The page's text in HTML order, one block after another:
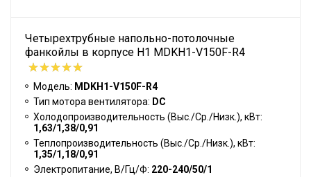
Четырехтрубные напольно-потолочные
фанкойлы в корпусе H1 MDKH1-V150F-R4
Модель: MDKH1-V150F-R4
Тип мотора вентилятора: DC
Холодопроизводительность (Выс./Ср./Низк.), кВт:
1,63/1,38/0,91
Теплопроизводительность (Выс./Ср./Низк.), кВт:
1,35/1,18/0,91
Электропитание, В/Гц/Ф: 220-240/50/1